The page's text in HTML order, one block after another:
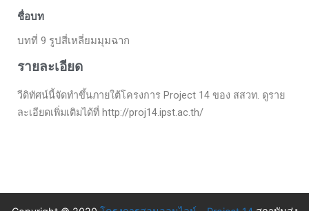
ชื่อบท
บทที่ 9 รูปสี่เหลี่ยมมุมฉาก
รายละเอียด
วีดิทัศน์นี้จัดทำขึ้นภายใต้โครงการ Project 14 ของ สสวท. ดูราย
ละเอียดเพิ่มเติมได้ที่ http://proj14.ipst.ac.th/